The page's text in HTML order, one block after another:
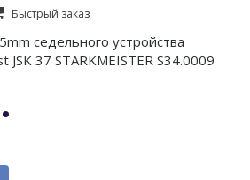
Быстрый заказ
седельного устройства
JSK 37 STARKMEISTER S34.0009